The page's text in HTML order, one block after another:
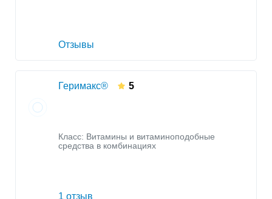
Отзывы
Геримакс® 5
Класс: Витамины и витаминоподобные
средства в комбинациях
1 отзыв